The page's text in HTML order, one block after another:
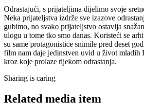
Odrastajući, s prijateljima dijelimo svoje
Neka prijateljstva izdrže sve izazove
gubimo, no svako prijateljstvo ostavlja
ulogu u tome tko smo danas. Koristeći se
su same protagonistice snimile pred deset
film nam daje jedinstven uvid u život mladih
kroz koje prolaze tijekom odrastanja.
Sharing is caring
Related media item